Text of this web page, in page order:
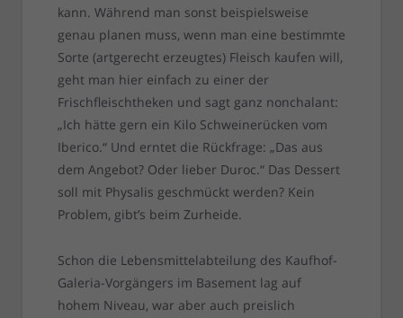
kann. Während man sonst beispielsweise
genau planen muss, wenn man eine bestimmte
Sorte (artgerecht erzeugtes) Fleisch kaufen will,
geht man hier einfach zu einer der
Frischfleischtheken und sagt ganz nonchalant:
„Ich hätte gern ein Kilo Schweinerücken vom
Iberico.“ Und erntet die Rückfrage: „Das aus
dem Angebot? Oder lieber Duroc.“ Das Dessert
soll mit Physalis geschmückt werden? Kein
Problem, gibt’s beim Zurheide.
Schon die Lebensmittelabteilung des Kaufhof-
Galeria-Vorgängers im Basement lag auf
hohem Niveau, war aber auch preislich